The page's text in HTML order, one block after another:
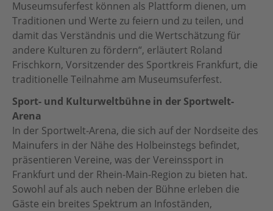
Museumsuferfest können als Plattform dienen, um
Traditionen und Werte zu feiern und zu teilen, und
damit das Verständnis und die Wertschätzung für
andere Kulturen zu fördern“, erläutert Roland
Frischkorn, Vorsitzender des Sportkreis Frankfurt, die
traditionelle Teilnahme am Museumsuferfest.
Sport- und Kulturweltbühne in der Sportwelt-
Arena
In der Sportwelt-Arena, die sich auf der Nordseite des
Mainufers in der Nähe des Holbeinstegs befindet,
präsentieren Vereine, was der Vereinssport in
Frankfurt und der Rhein-Main-Region zu bieten hat.
Sowohl auf als auch neben der Bühne erleben die
Gäste ein breites Spektrum an Infoständen,